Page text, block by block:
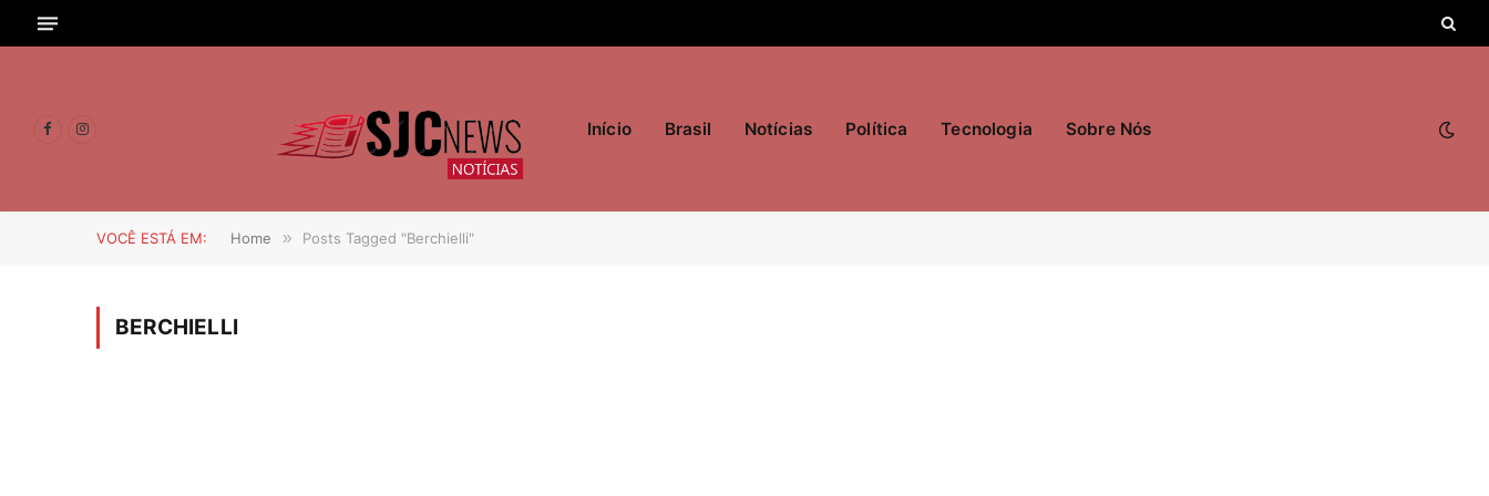
FacebookInstagram Início Brasil Notícias Política Tecnologia Sobre Nós
VOCÊ ESTÁ EM: Home » Posts Tagged "Berchielli"
BERCHIELLI